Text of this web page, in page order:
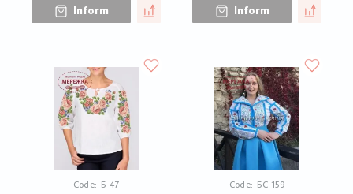
Inform Inform
Code: Б-47 Code: БС-159